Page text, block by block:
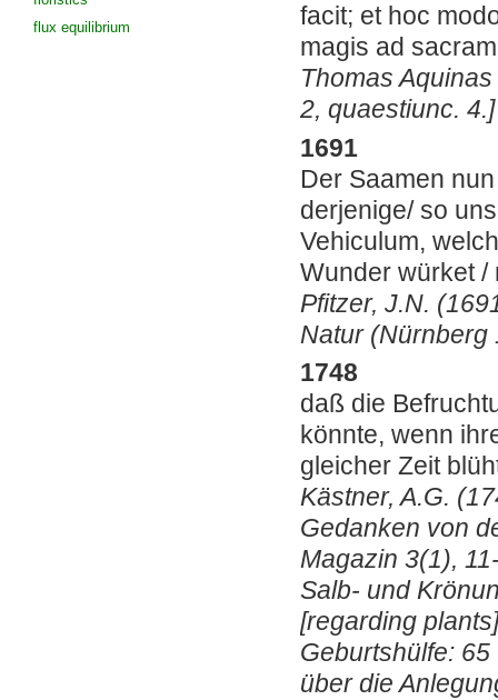
flux equilibrium
facit; et hoc
magis ad
Thomas
2, quaestiunc. 4.]
1691
Der Saamen
derjenige/ so
Vehiculum,
Wunder würket /
Pfitzer, J.N.
Natur (Nürnberg
1748
daß die
könnte, wenn
gleicher Zeit
Kästner, A.G.
Gedanken von
Magazin 3(1),
Salb- und
[regarding
Geburtshülfe:
über die